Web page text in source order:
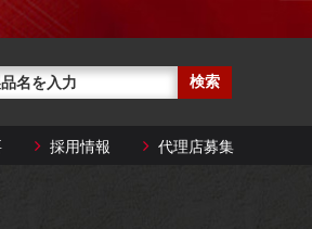
レンチ
ダウンロード
採用情報 代理店募集